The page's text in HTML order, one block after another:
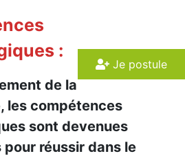
:
de la
les compétences
sont devenues
réussir dans le
Je postule